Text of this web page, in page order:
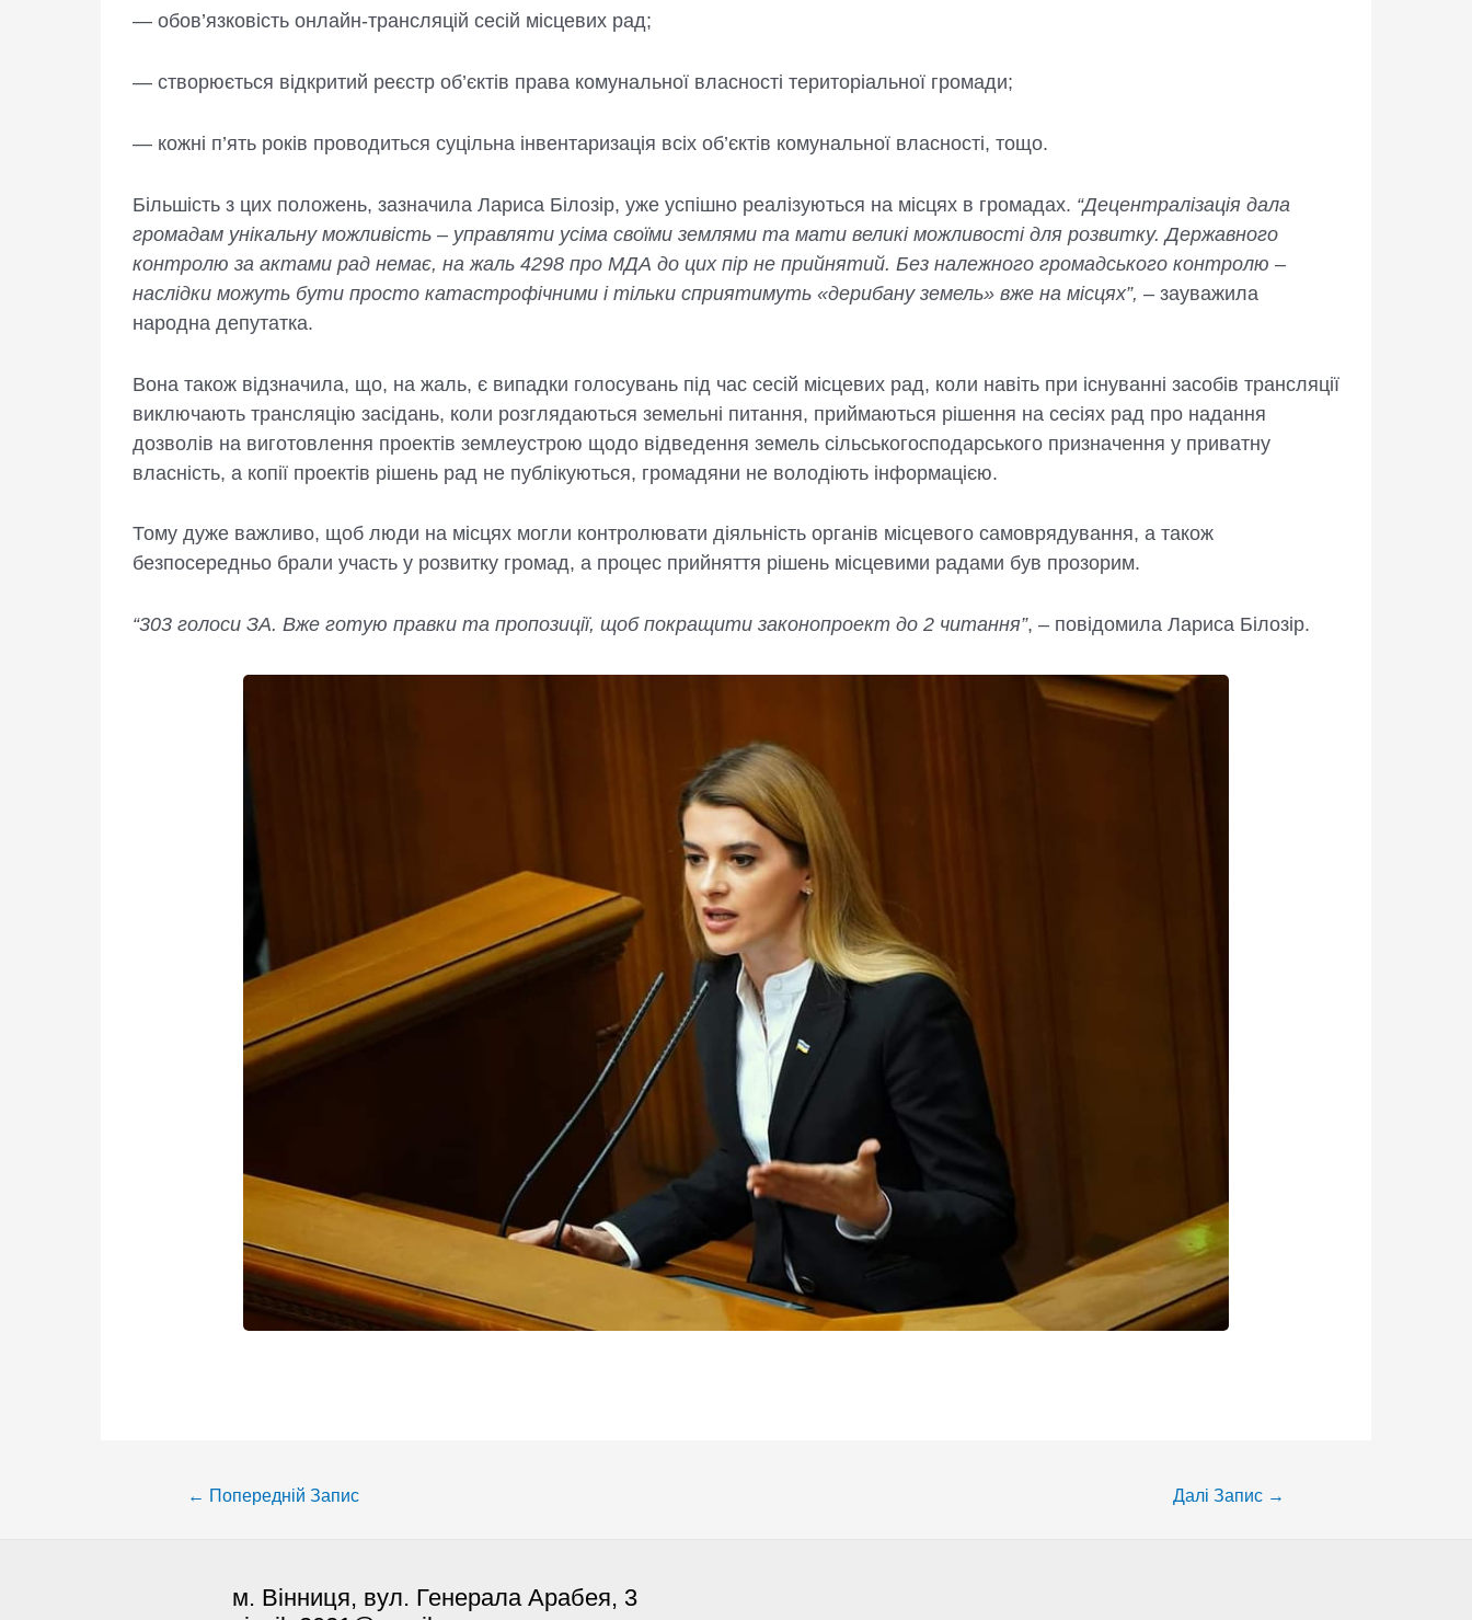
— обов’язковість онлайн-трансляцій сесій місцевих рад;
— створюється відкритий реєстр об’єктів права комунальної власності територіальної громади;
— кожні п’ять років проводиться суцільна інвентаризація всіх об’єктів комунальної власності, тощо.
Більшість з цих положень, зазначила Лариса Білозір, уже успішно реалізуються на місцях в громадах. “Децентралізація дала
громадам унікальну можливість – управляти усіма своїми землями та мати великі можливості для розвитку. Державного
контролю за актами рад немає, на жаль 4298 про МДА до цих пір не прийнятий. Без належного громадського контролю –
наслідки можуть бути просто катастрофічними і тільки сприятимуть «дерибану земель» вже на місцях”, – зауважила
народна депутатка.
Вона також відзначила, що, на жаль, є випадки голосувань під час сесій місцевих рад, коли навіть при існуванні засобів трансляції
виключають трансляцію засідань, коли розглядаються земельні питання, приймаються рішення на сесіях рад про надання
дозволів на виготовлення проектів землеустрою щодо відведення земель сільськогосподарського призначення у приватну
власність, а копії проектів рішень рад не публікуються, громадяни не володіють інформацією.
Тому дуже важливо, щоб люди на місцях могли контролювати діяльність органів місцевого самоврядування, а також
безпосередньо брали участь у розвитку громад, а процес прийняття рішень місцевими радами був прозорим.
“303 голоси ЗА. Вже готую правки та пропозиції, щоб покращити законопроект до 2 читання”, – повідомила Лариса Білозір.
← Попередній Запис Далі Запис →
м. Вінниця, вул. Генерала Арабея, 3